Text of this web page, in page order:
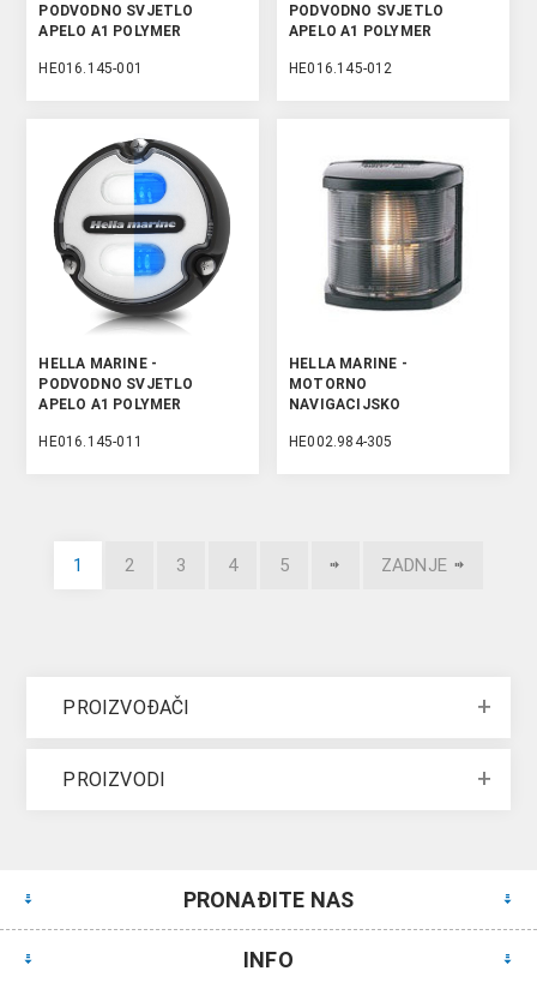
PODVODNO SVJETLO
APELO A1 POLYMER
HE016.145-001
PODVODNO SVJETLO
APELO A1 POLYMER
HE016.145-012
HELLA MARINE -
PODVODNO SVJETLO
APELO A1 POLYMER
HE016.145-011
HELLA MARINE -
MOTORNO
NAVIGACIJSKO
KUĆIŠTE
HE002.984-305
1 2 3 4 5 ZADNJE
PROIZVOĐAČI
PROIZVODI
PRONAĐITE NAS
INFO